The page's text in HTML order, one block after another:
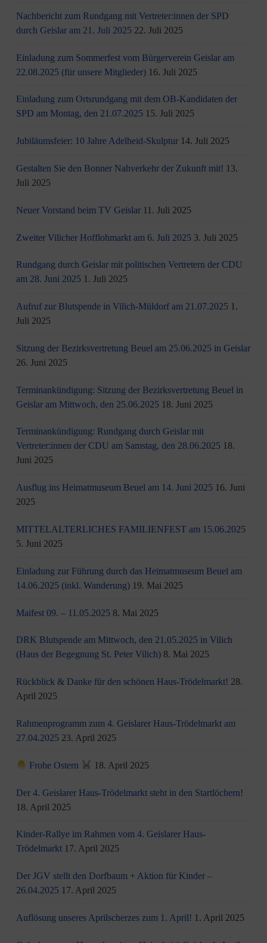
Nachbericht zum Rundgang mit Vertreter:innen der SPD
durch Geislar am 21. Juli 2025 22. Juli 2025
Einladung zum Sommerfest vom Bürgerverein Geislar am
22.08.2025 (für unsere Mitglieder) 16. Juli 2025
Einladung zum Ortsrundgang mit dem OB-Kandidaten der
SPD am Montag, den 21.07.2025 15. Juli 2025
Jubiläumsfeier: 10 Jahre Adelheid-Skulptur 14. Juli 2025
Gestalten Sie den Bonner Nahverkehr der Zukunft mit! 13.
Juli 2025
Neuer Vorstand beim TV Geislar 11. Juli 2025
Zweiter Vilicher Hofflohmarkt am 6. Juli 2025 3. Juli 2025
Rundgang durch Geislar mit politischen Vertretern der CDU
am 28. Juni 2025 1. Juli 2025
Aufruf zur Blutspende in Vilich-Müldorf am 21.07.2025 1.
Juli 2025
Sitzung der Bezirksvertretung Beuel am 25.06.2025 in Geislar
26. Juni 2025
Terminankündigung: Sitzung der Bezirksvertretung Beuel in
Geislar am Mittwoch, den 25.06.2025 18. Juni 2025
Terminankündigung: Rundgang durch Geislar mit
Vertreter:innen der CDU am Samstag, den 28.06.2025 18.
Juni 2025
Ausflug ins Heimatmuseum Beuel am 14. Juni 2025 16. Juni
2025
MITTELALTERLICHES FAMILIENFEST am 15.06.2025
5. Juni 2025
Einladung zur Führung durch das Heimatmuseum Beuel am
14.06.2025 (inkl. Wanderung) 19. Mai 2025
Maifest 09. – 11.05.2025 8. Mai 2025
DRK Blutspende am Mittwoch, den 21.05.2025 in Vilich
(Haus der Begegnung St. Peter Vilich) 8. Mai 2025
Rückblick & Danke für den schönen Haus-Trödelmarkt! 28.
April 2025
Rahmenprogramm zum 4. Geislarer Haus-Trödelmarkt am
27.04.2025 23. April 2025
Frohe Ostern 18. April 2025
Der 4. Geislarer Haus-Trödelmarkt steht in den Startlöchern!
18. April 2025
Kinder-Rallye im Rahmen vom 4. Geislarer Haus-
Trödelmarkt 17. April 2025
Der JGV stellt den Dorfbaum + Aktion für Kinder –
26.04.2025 17. April 2025
Auflösung unseres Aprilscherzes zum 1. April! 1. April 2025